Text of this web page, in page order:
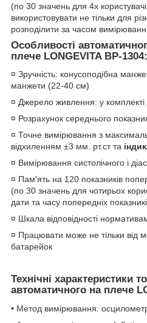
(по 30 значень для 4х
використовувати не тільки для
розподілити за часом
Особливості
плече LONGEVITA BP-1304:
¤ Зручність: конусоподібна
манжети (22-40 см)
¤ Джерело живлення: у комплекті
¤ Розрахунок середнього
¤ Точне вимірювання з
відхиленням ±3 мм. рт.ст та
¤ Вимірювання систолічного і
¤ Пам'ять на 120 показників
(по 30 значень для чотирьох
дати та часу попередніх
¤ Шкала відповідності
¤ Працювати може не тільки від
батарейок
Технічні характеристики
автоматичного на плече
• Метод вимірювання: